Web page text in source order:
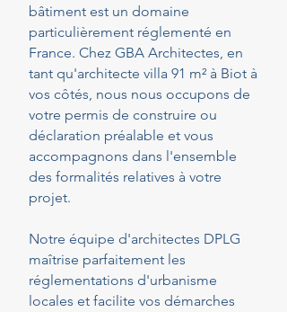
bâtiment est un domaine
particulièrement réglementé en
France. Chez GBA Architectes, en
tant qu'architecte villa 91 m² à Biot à
vos côtés, nous nous occupons de
votre permis de construire ou
déclaration préalable et vous
accompagnons dans l'ensemble
des formalités relatives à votre
projet.
Notre équipe d'architectes DPLG
maîtrise parfaitement les
réglementations d'urbanisme
locales et facilite vos démarches